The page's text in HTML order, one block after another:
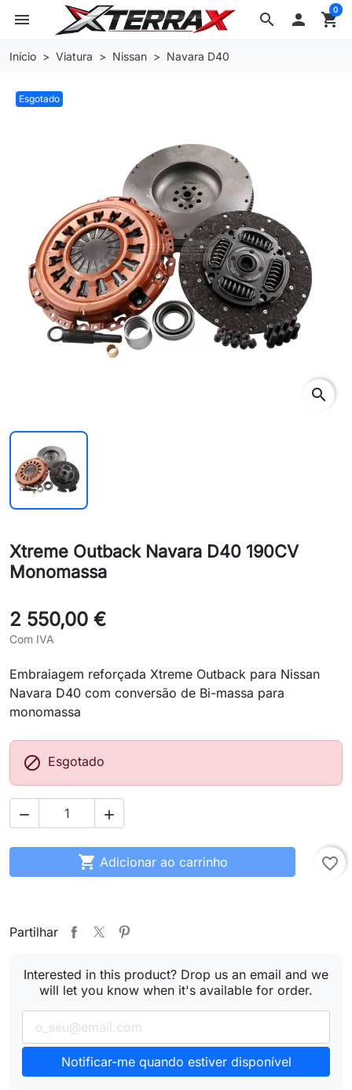
search
menu  shopping_cart
0
Início Viatura Nissan Navara D40
Esgotado
search
Xtreme Outback Navara D40 190CV
Monomassa
2 550,00 €
Com IVA
Embraiagem reforçada Xtreme Outback para Nissan
Navara D40 com conversão de Bi-massa para
monomassa
 Esgotado
 
 Adicionar ao carrinho favorite_border
Partilhar
Interested in this product? Drop us an email and we
will let you know when it's available for order.
Notificar-me quando estiver disponível